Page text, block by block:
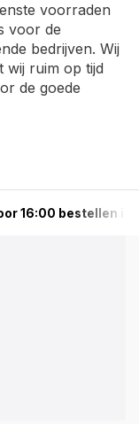
voorraden
voor de
bedrijven. Wij
wij ruim op tijd
de goede
16:00 bestellen is